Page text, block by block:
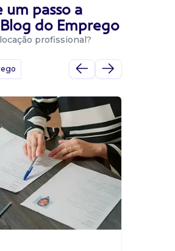
um passo a
do Emprego
profissional?